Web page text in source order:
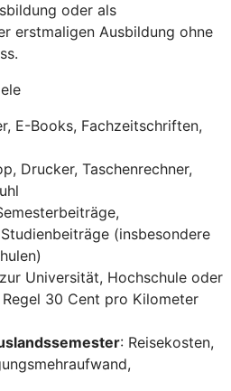
oder als
erstmaligen Ausbildung ohne
E-Books, Fachzeitschriften,
Drucker, Taschenrechner,
(insbesondere
Universität, Hochschule oder
30 Cent pro Kilometer
: Reisekosten,